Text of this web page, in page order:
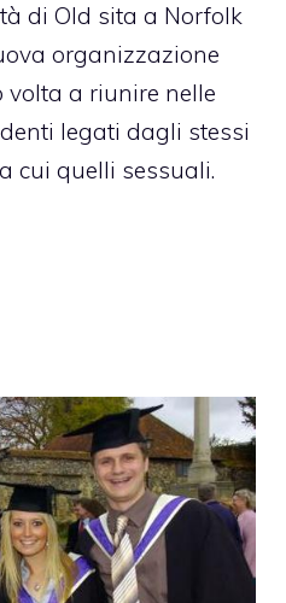
di Old sita a Norfolk
organizzazione
volta a riunire nelle
legati dagli stessi
cui quelli sessuali.